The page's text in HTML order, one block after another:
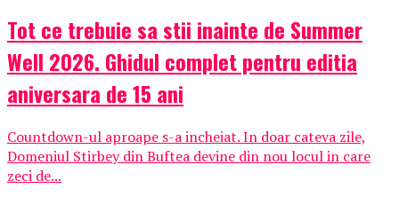
Tot ce trebuie sa stii inainte de Summer
Well 2026. Ghidul complet pentru editia
aniversara de 15 ani
Countdown-ul aproape s-a incheiat. In doar cateva zile,
Domeniul Stirbey din Buftea devine din nou locul in care
zeci de...